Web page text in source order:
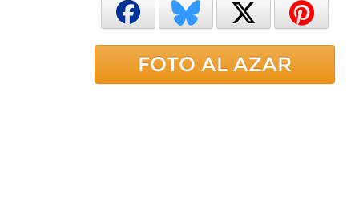
FOTO AL AZAR